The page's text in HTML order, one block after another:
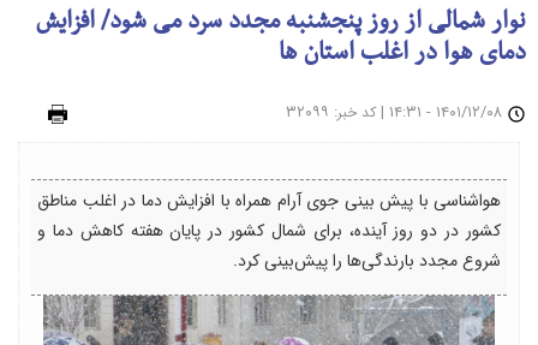
نوار شمالی از روز پنجشنبه مجدد سرد می شود/ افزایش
دمای هوا در اغلب استان ها
| کد خبر: ۳۲۰۹۹
هواشناسی با پیش بینی جوی آرام همراه با افزایش دما در اغلب مناطق
کشور در دو روز آینده، برای شمال کشور در پایان هفته کاهش دما و
شروع مجدد بارندگی‌ها را پیش‌بینی کرد.